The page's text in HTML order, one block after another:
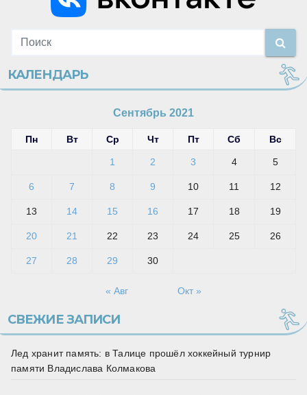
КАЛЕНДАРЬ
Сентябрь 2021
Пн Вт Ср Чт Пт Сб Вс
1 2 3 4 5
6 7 8 9 10 11 12
13 14 15 16 17 18 19
20 21 22 23 24 25 26
27 28 29 30
« Авг Окт »
СВЕЖИЕ ЗАПИСИ
Лед хранит память: в Талице прошёл хоккейный турнир
памяти Владислава Колмакова